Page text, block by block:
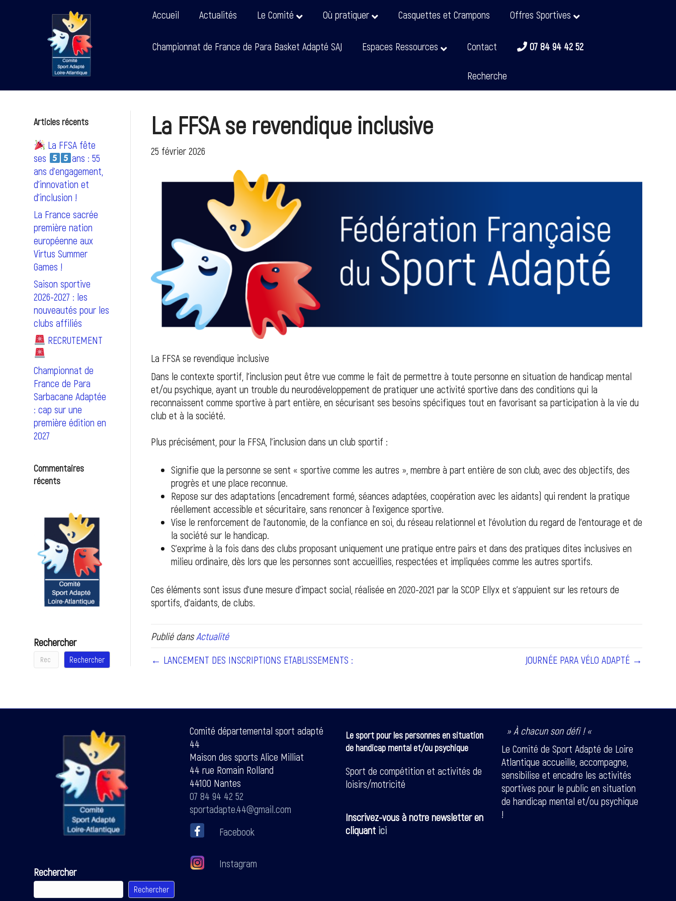
Accueil Actualités Le Comité Où pratiquer Casquettes et Crampons Offres Sportives
Championnat de France de Para Basket Adapté SAJ Espaces Ressources Contact 07 84 94 42 52
Recherche
Articles récents
La FFSA fête
ses
ans : 55
ans d’engagement,
d’innovation et
d’inclusion !
La France sacrée
première nation
européenne aux
Virtus Summer
Games !
Saison sportive
2026-2027 : les
nouveautés pour les
clubs affiliés
RECRUTEMENT
Championnat de
France de Para
Sarbacane Adaptée
: cap sur une
première édition en
2027
Commentaires
récents
Rechercher
Rechercher
La FFSA se revendique inclusive
25 février 2026
La FFSA se revendique inclusive
Dans le contexte sportif, l’inclusion peut être vue comme le fait de permettre à toute personne en situation de handicap mental
et/ou psychique, ayant un trouble du neurodéveloppement de pratiquer une activité sportive dans des conditions qui la
reconnaissent comme sportive à part entière, en sécurisant ses besoins spécifiques tout en favorisant sa participation à la vie du
club et à la société.
Plus précisément, pour la FFSA, l’inclusion dans un club sportif :
Signifie que la personne se sent « sportive comme les autres », membre à part entière de son club, avec des objectifs, des
progrès et une place reconnue.
Repose sur des adaptations (encadrement formé, séances adaptées, coopération avec les aidants) qui rendent la pratique
réellement accessible et sécuritaire, sans renoncer à l’exigence sportive.
Vise le renforcement de l’autonomie, de la confiance en soi, du réseau relationnel et l’évolution du regard de l’entourage et de
la société sur le handicap.
S’exprime à la fois dans des clubs proposant uniquement une pratique entre pairs et dans des pratiques dites inclusives en
milieu ordinaire, dès lors que les personnes sont accueillies, respectées et impliquées comme les autres sportifs.
Ces éléments sont issus d’une mesure d’impact social, réalisée en 2020-2021 par la SCOP Ellyx et s’appuient sur les retours de
sportifs, d’aidants, de clubs.
Publié dansActualité
← LANCEMENT DES INSCRIPTIONS ETABLISSEMENTS :
JOURNÉE PARA VÉLO ADAPTÉ →
Rechercher
Rechercher
Comité départemental sport adapté
44
Maison des sports Alice Milliat
44 rue Romain Rolland
44100 Nantes
07 84 94 42 52
sportadapte.44@gmail.com
Facebook
Instagram
Le sport pour les personnes en situation
de handicap mental et/ou psychique
Sport de compétition et activités de
loisirs/motricité
Inscrivez-vous à notre newsletter en
cliquant ici
» À chacun son défi ! «
Le Comité de Sport Adapté de Loire
Atlantique accueille, accompagne,
sensibilise et encadre les activités
sportives pour le public en situation
de handicap mental et/ou psychique
!